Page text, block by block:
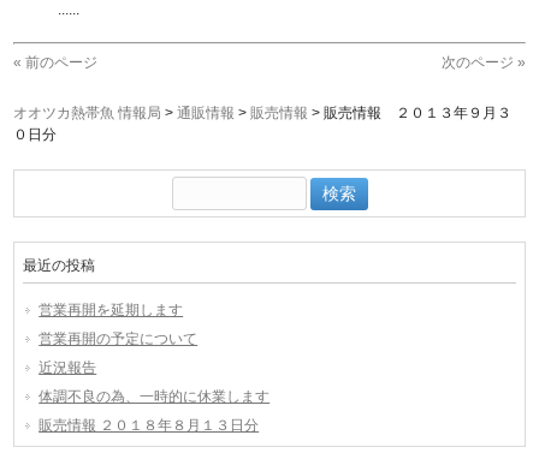
......
« 前のページ 次のページ »
オオツカ熱帯魚 情報局 >通販情報 >販売情報 >販売情報 ２０１３年９月３
０日分
索:
最近の投稿
営業再開を延期します
営業再開の予定について
近況報告
体調不良の為、一時的に休業します
販売情報 ２０１８年８月１３日分